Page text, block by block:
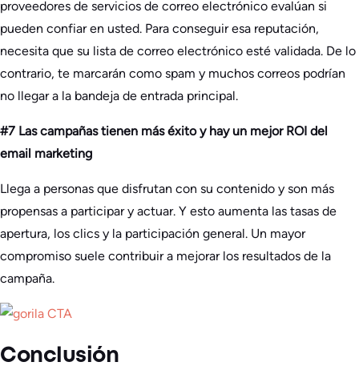
proveedores de servicios de correo electrónico evalúan si
pueden confiar en usted. Para conseguir esa reputación,
necesita que su lista de correo electrónico esté validada. De lo
contrario, te marcarán como spam y muchos correos podrían
no llegar a la bandeja de entrada principal.
#7 Las campañas tienen más éxito y hay un mejor ROI del
email marketing
Llega a personas que disfrutan con su contenido y son más
propensas a participar y actuar. Y esto aumenta las tasas de
apertura, los clics y la participación general. Un mayor
compromiso suele contribuir a mejorar los resultados de la
campaña.
Conclusión